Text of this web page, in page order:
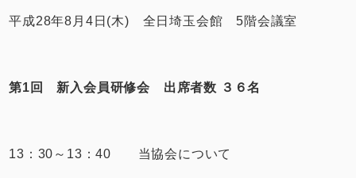
平成28年8月4日(木) 全日埼玉会館 5階会議室
第1回 新入会員研修会 出席者数 ３６名
13：30～13：40 当協会について